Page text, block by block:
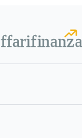
ffarifinanza
ffarifinanza